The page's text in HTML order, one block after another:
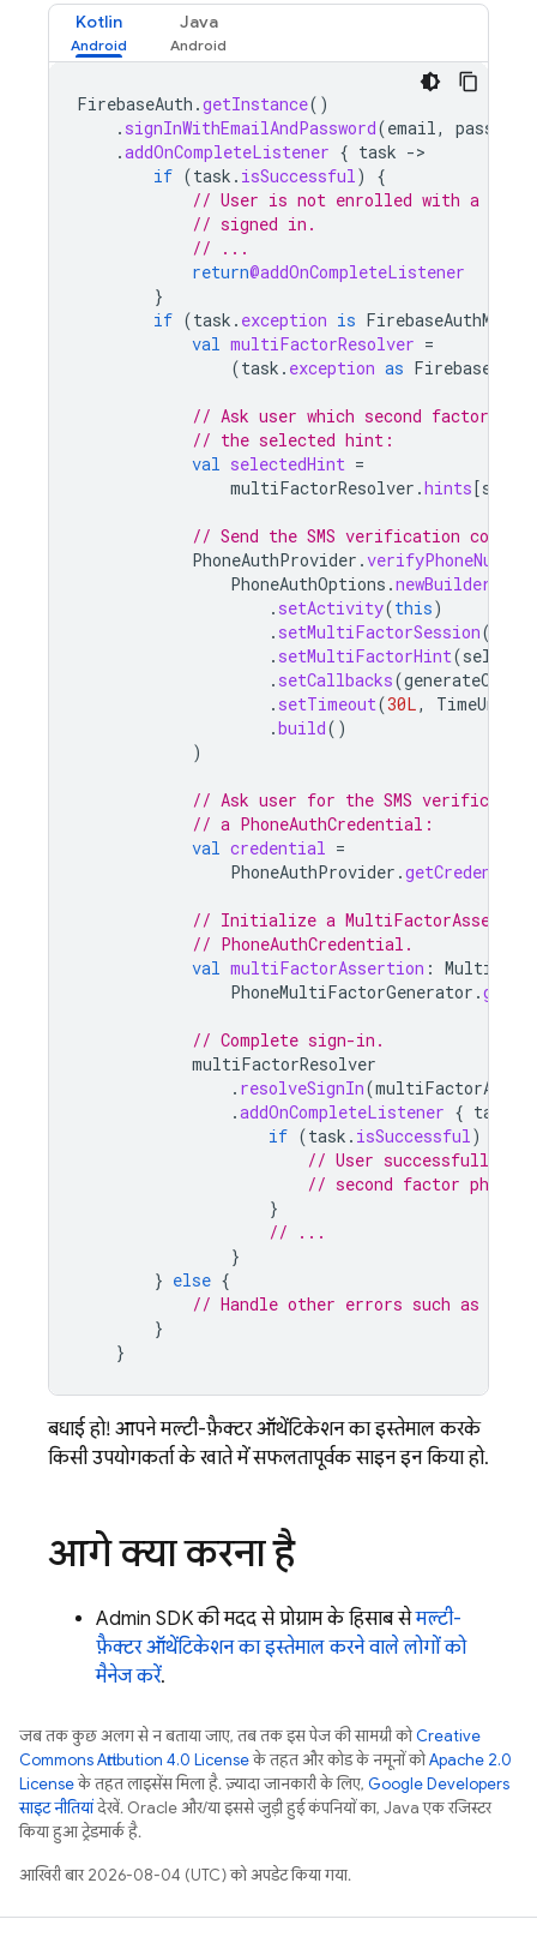
Kotlin Java
FirebaseAuth .getInstance()
. signInWithEmailAndPassword(email, password
.addOnCompleteListener { task -
if (task . isSuccessful)
{
// User is not enrolled with a
// signed in.
// ...
return@addOnCompleteListener
}
if (task . exception is
val multiFactorResolver =
(task . exception as
// Ask user which second factor to
// the selected hint:
val selectedHint =
multiFactorResolver .hints[
// Send the SMS verification code.
PhoneAuthProvider .verifyPhoneNumber
PhoneAuthOptions .newBuilder
. setActivity(this)
. setMultiFactorSession(
. setMultiFactorHint(
. setCallbacks(
. setTimeout(30L, TimeUnit
.build()
)
// Ask user for the SMS
// a PhoneAuthCredential:
val credential =
PhoneAuthProvider .getCredential
// Initialize a
// PhoneAuthCredential.
val multiFactorAssertion :
PhoneMultiFactorGenerator .
// Complete sign-in.
multiFactorResolver
. resolveSignIn(
.addOnCompleteListener { task
if (task . isSuccessful)
// User successfully
// second factor phone
}
// ...
}
} else {
// Handle other errors such as
}
}
बधाई हो! आपने मल्टी-फ़ैक्टर ऑथेंटिकेशन का इस्तेमाल करके,
किसी उपयोगकर्ता के खाते में सफलतापूर्वक साइन इन किया हो.
आगे क्या करना है
Admin SDKकी मदद से, प्रोग्राम के हिसाब सेमल्टी-
फ़ैक्टर ऑथेंटिकेशन का इस्तेमाल करने वाले लोगों को
मैनेज करें.
जब तक कुछ अलग से न बताया जाए, तब तक इस पेज की सामग्री कोCreative
Commons Attribution 4.0 Licenseके तहत और कोड के नमूनों कोApache 2.0
Licenseके तहत लाइसेंस मिला है. ज़्यादा जानकारी के लिए, Google Developers
साइट नीतियांदेखें. Oracle और/या इससे जुड़ी हुई कंपनियों का, Java एक रजिस्टर
किया हुआ ट्रेडमार्क है.
आखिरी बार 2026-08-04 (UTC) को अपडेट किया गया.